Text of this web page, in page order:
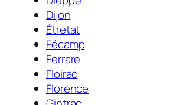
Dijon
Étretat
Fécamp
Ferrare
Floirac
Florence